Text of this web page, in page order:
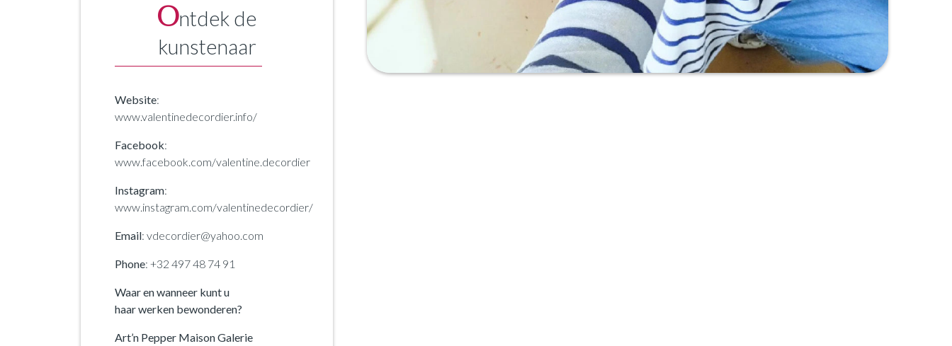
Ontdek de
kunstenaar
Website:
www.valentinedecordier.info/
Facebook:
www.facebook.com/valentine.decordier
Instagram:
www.instagram.com/valentinedecordier/
Email: vdecordier@yahoo.com
Phone: +32 497 48 74 91
Waar en wanneer kunt u
haar werken bewonderen?
Art’n Pepper Maison Galerie